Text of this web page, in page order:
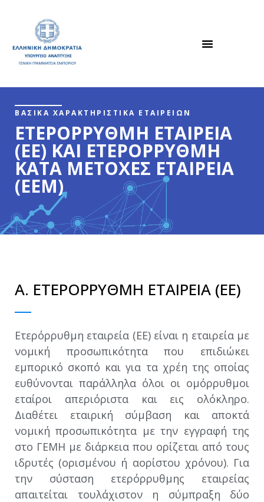
ΒΑΣΙΚΑ ΧΑΡΑΚΤΗΡΙΣΤΙΚΑ ΕΤΑΙΡΕΙΩΝ
ΕΤΕΡΟΡΡΥΘΜΗ ΕΤΑΙΡΕΙΑ
(ΕΕ) ΚΑΙ ΕΤΕΡΟΡΡΥΘΜΗ
ΚΑΤΑ ΜΕΤΟΧΕΣ ΕΤΑΙΡΕΙΑ
(ΕΕΜ)
Α. ΕΤΕΡΟΡΡΥΘΜΗ ΕΤΑΙΡΕΙΑ (ΕΕ)
Ετερόρρυθμη εταιρεία (ΕΕ) είναι η εταιρεία με
νομική προσωπικότητα που επιδιώκει
εμπορικό σκοπό και για τα χρέη της οποίας
ευθύνονται παράλληλα όλοι οι ομόρρυθμοι
εταίροι απεριόριστα και εις ολόκληρο.
Διαθέτει εταιρική σύμβαση και αποκτά
νομική προσωπικότητα με την εγγραφή της
στο ΓΕΜΗ με διάρκεια που ορίζεται από τους
ιδρυτές (ορισμένου ή αορίστου χρόνου). Για
την σύσταση ετερόρρυθμης εταιρείας
απαιτείται τουλάχιστον η σύμπραξη δύο